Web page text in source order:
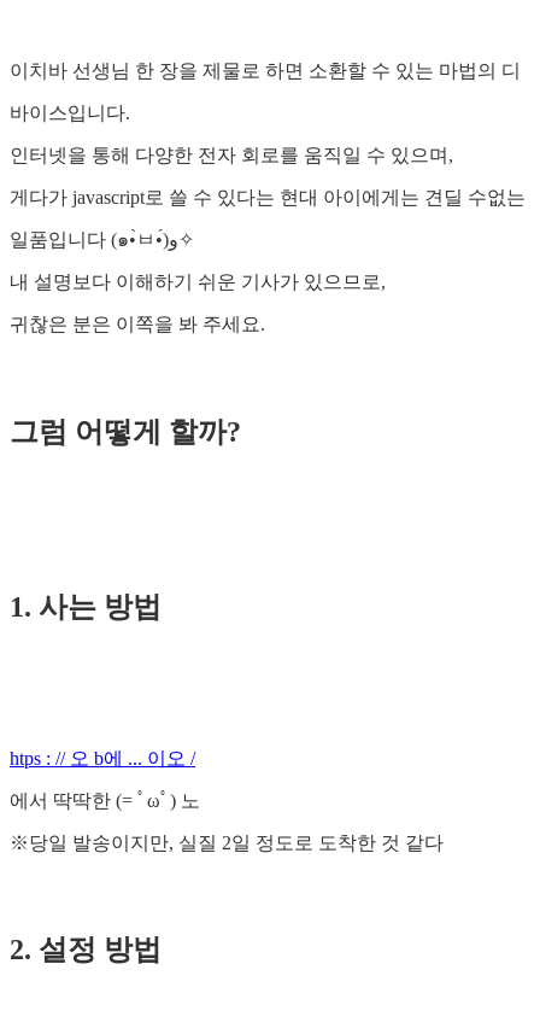
이치바 선생님 한 장을 제물로 하면 소환할 수 있는 마법의 디
바이스입니다.
인터넷을 통해 다양한 전자 회로를 움직일 수 있으며,
게다가 javascript로 쓸 수 있다는 현대 아이에게는 견딜 수없는
일품입니다 (๑•̀ㅂ•́)و✧
내 설명보다 이해하기 쉬운 기사가 ​​있으므로,
귀찮은 분은 이쪽을 봐 주세요.
그럼 어떻게 할까?
1. 사는 방법
htps : // 오 b에 ... 이오 /
에서 딱딱한 (= ﾟωﾟ) 노
※당일 발송이지만, 실질 2일 정도로 도착한 것 같다
2. 설정 방법